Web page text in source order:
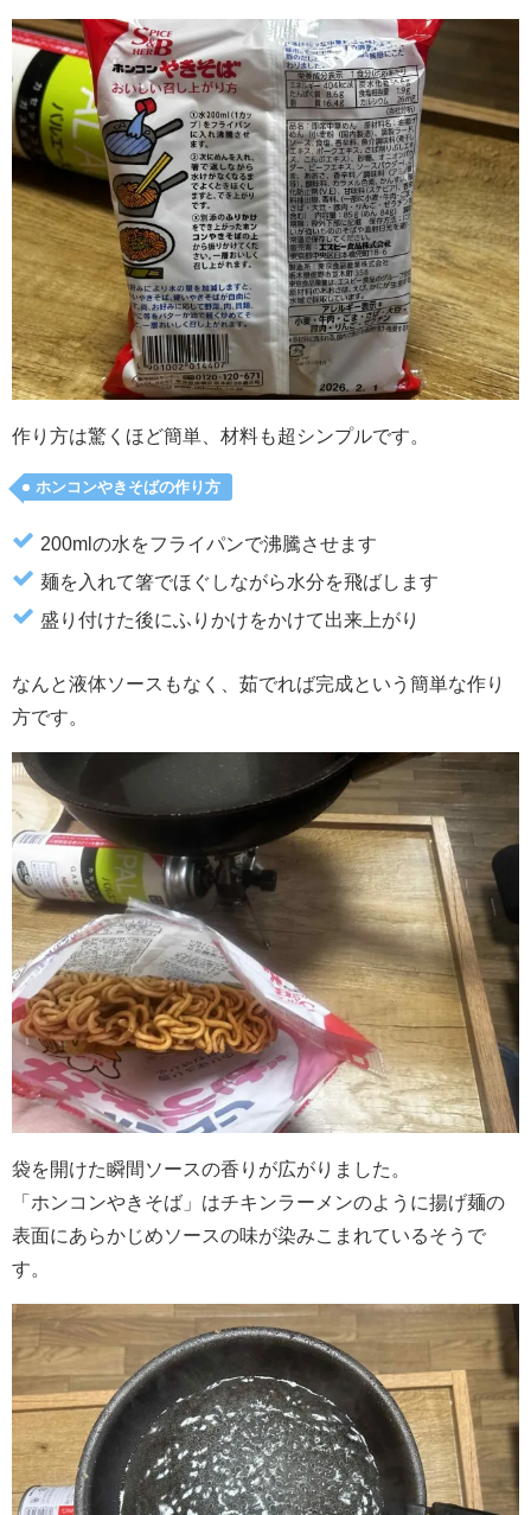
作り方は驚くほど簡単、材料も超シンプルです。
ホンコンやきそばの作り方
200mlの水をフライパンで沸騰させます
麺を入れて箸でほぐしながら水分を飛ばします
盛り付けた後にふりかけをかけて出来上がり
なんと液体ソースもなく、茹でれば完成という簡単な作り
方です。
袋を開けた瞬間ソースの香りが広がりました。
「ホンコンやきそば」はチキンラーメンのように揚げ麺の
表面にあらかじめソースの味が染みこまれているそうで
す。